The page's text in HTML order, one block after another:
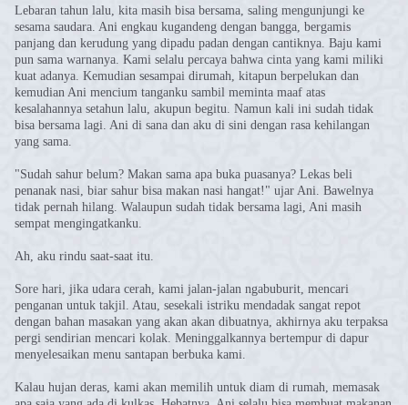
Lebaran tahun lalu, kita masih bisa bersama, saling mengunjungi ke
sesama saudara. Ani engkau kugandeng dengan bangga, bergamis
panjang dan kerudung yang dipadu padan dengan cantiknya. Baju kami
pun sama warnanya. Kami selalu percaya bahwa cinta yang kami miliki
kuat adanya. Kemudian sesampai dirumah, kitapun berpelukan dan
kemudian Ani mencium tanganku sambil meminta maaf atas
kesalahannya setahun lalu, akupun begitu. Namun kali ini sudah tidak
bisa bersama lagi. Ani di sana dan aku di sini dengan rasa kehilangan
yang sama.
"Sudah sahur belum? Makan sama apa buka puasanya? Lekas beli
penanak nasi, biar sahur bisa makan nasi hangat!" ujar Ani. Bawelnya
tidak pernah hilang. Walaupun sudah tidak bersama lagi, Ani masih
sempat mengingatkanku.
Ah, aku rindu saat-saat itu.
Sore hari, jika udara cerah, kami jalan-jalan ngabuburit, mencari
penganan untuk takjil. Atau, sesekali istriku mendadak sangat repot
dengan bahan masakan yang akan akan dibuatnya, akhirnya aku terpaksa
pergi sendirian mencari kolak. Meninggalkannya bertempur di dapur
menyelesaikan menu santapan berbuka kami.
Kalau hujan deras, kami akan memilih untuk diam di rumah, memasak